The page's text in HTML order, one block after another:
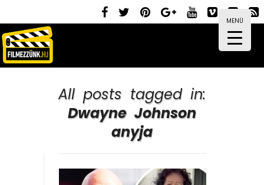
MENÜ
All posts tagged in:
Dwayne Johnson
anyja